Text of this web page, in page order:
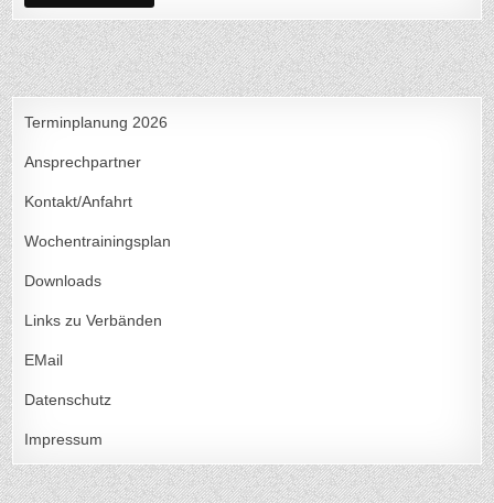
es
mit
dem
Rundenwettkampf
KK
50m
Terminplanung 2026
Ansprechpartner
Kontakt/Anfahrt
Wochentrainingsplan
Downloads
Links zu Verbänden
EMail
Datenschutz
Impressum